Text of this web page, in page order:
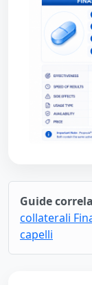
Guide
collaterali
capelli